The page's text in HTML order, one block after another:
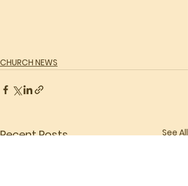
CHURCH NEWS
Recent Posts See All